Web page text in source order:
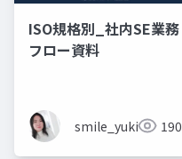
ISO規格別_社内SE業務
フロー資料
smile_yukiko_it190